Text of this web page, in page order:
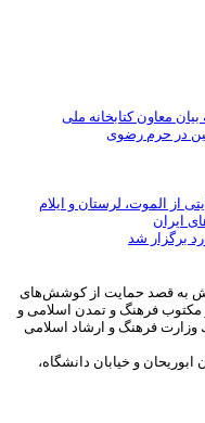
معاون کتابخانه ملی
در حرم رضوی
از الموت، لرستان و ایلام
ایران
برگزار شد
پژوهشی میراث مكتوب در سال 1372 ش به قصد حمایت از كوشش‌های
مكتوب فرهنگ و تمدن اسلامی و
وزارت فرهنگ و ارشاد اسلامی
ابوریحان و خیابان دانشگاه،